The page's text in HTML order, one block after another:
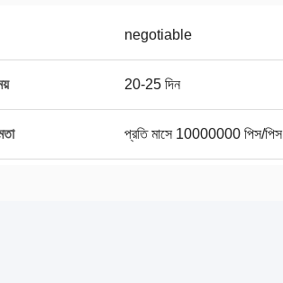
negotiable
20-25 দিন
প্রতি মাসে 10000000 পিস/পিস